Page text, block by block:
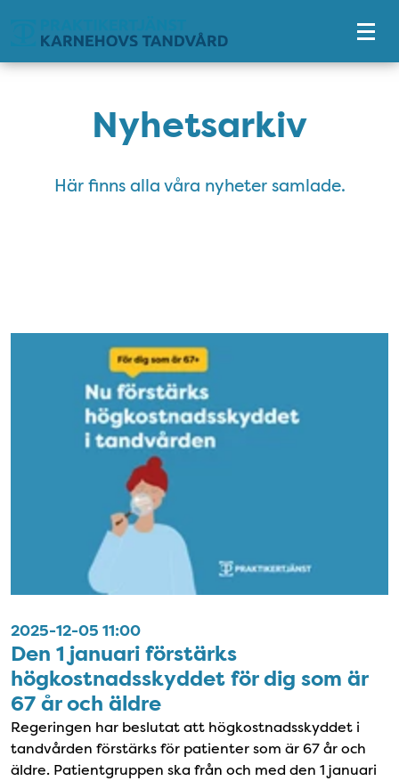
Nyhetsarkiv
Här finns alla våra nyheter samlade.
2025-12-05 11:00
Den 1 januari förstärks
högkostnadsskyddet för dig som är
67 år och äldre
Regeringen har beslutat att högkostnadsskyddet i
tandvården förstärks för patienter som är 67 år och
äldre. Patientgruppen ska från och med den 1 januari